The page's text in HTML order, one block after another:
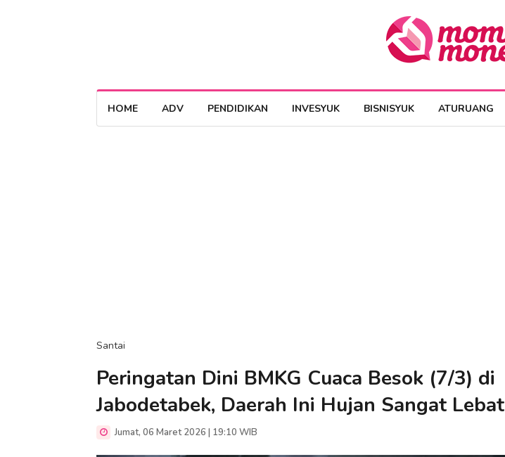
HOME ADV PENDIDIKAN INVESYUK BISNISYUK ATURUANG
Santai
Peringatan Dini BMKG Cuaca Besok (7/3) di
Jabodetabek, Daerah Ini Hujan Sangat Lebat
Jumat, 06 Maret 2026 | 19:10 WIB